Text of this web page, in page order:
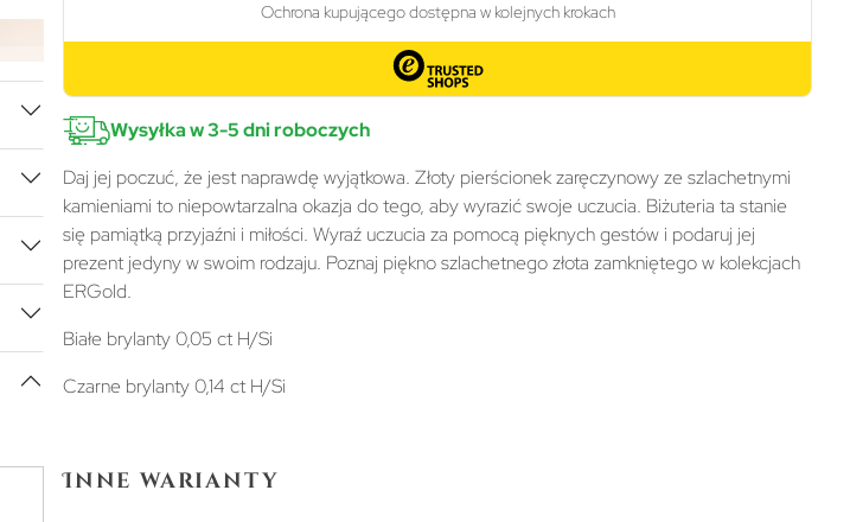
Wysyłka w 3-5 dni roboczych
Daj jej poczuć, że jest naprawdę wyjątkowa. Złoty pierścionek zaręczynowy ze szlachetnymi
kamieniami to niepowtarzalna okazja do tego, aby wyrazić swoje uczucia. Biżuteria ta stanie
się pamiątką przyjaźni i miłości. Wyraź uczucia za pomocą pięknych gestów i podaruj jej
prezent jedyny w swoim rodzaju. Poznaj piękno szlachetnego złota zamkniętego w kolekcjach
ERGold.
Białe brylanty 0,05 ct H/Si
Czarne brylanty 0,14 ct H/Si
Inne warianty